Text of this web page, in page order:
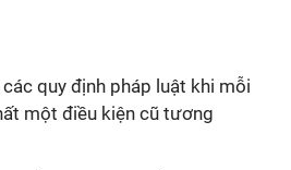
quy định pháp luật khi mỗi
một điều kiện cũ tương